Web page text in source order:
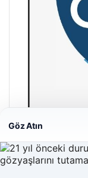
Hastaş Beton
26/05/2026
Göz Atın